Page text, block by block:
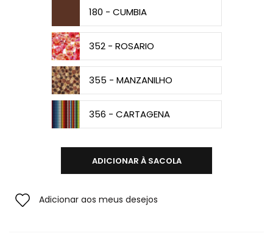
180 - CUMBIA
352 - ROSARIO
355 - MANZANILHO
356 - CARTAGENA
ADICIONAR À SACOLA
Adicionar aos meus desejos